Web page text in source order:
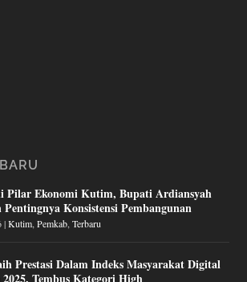
Pilar Ekonomi Kutim, Bupati Ardiansyah
Pentingnya Konsistensi Pembangunan
|Kutim ,Pemkab ,Terbaru
Prestasi Dalam Indeks Masyarakat Digital
2025, Tembus Kategori High